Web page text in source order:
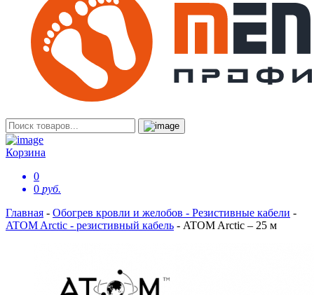
Корзина
0
0 руб.
Главная - Обогрев кровли и желобов - Резистивные кабели -
ATOM Arctic - резистивный кабель - ATOM Arctic – 25 м